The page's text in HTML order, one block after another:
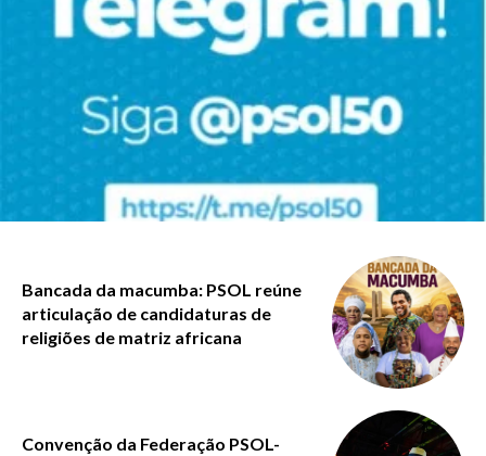
Bancada da macumba: PSOL reúne
articulação de candidaturas de
religiões de matriz africana
Convenção da Federação PSOL-